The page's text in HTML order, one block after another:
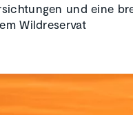
und eine
Wildreservat